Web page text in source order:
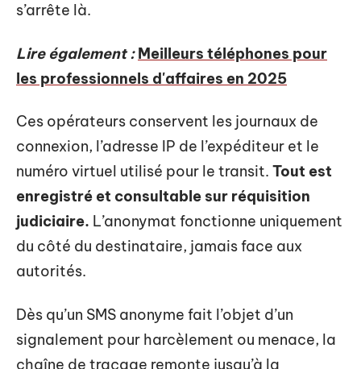
s’arrête là.
Lire également : Meilleurs téléphones pour
les professionnels d'affaires en 2025
Ces opérateurs conservent les journaux de
connexion, l’adresse IP de l’expéditeur et le
numéro virtuel utilisé pour le transit. Tout est
enregistré et consultable sur réquisition
judiciaire. L’anonymat fonctionne uniquement
du côté du destinataire, jamais face aux
autorités.
Dès qu’un SMS anonyme fait l’objet d’un
signalement pour harcèlement ou menace, la
chaîne de traçage remonte jusqu’à la